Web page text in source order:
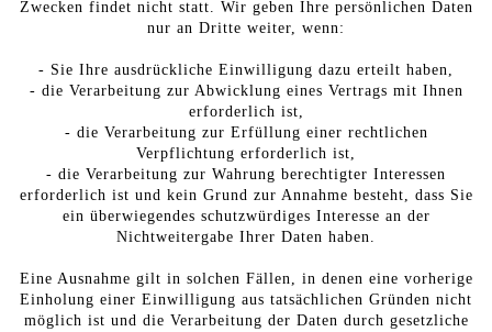
Zwecken findet nicht statt. Wir geben Ihre persönlichen Daten
nur an Dritte weiter, wenn:
- Sie Ihre ausdrückliche Einwilligung dazu erteilt haben,
- die Verarbeitung zur Abwicklung eines Vertrags mit Ihnen
erforderlich ist,
- die Verarbeitung zur Erfüllung einer rechtlichen
Verpflichtung erforderlich ist,
- die Verarbeitung zur Wahrung berechtigter Interessen
erforderlich ist und kein Grund zur Annahme besteht, dass Sie
ein überwiegendes schutzwürdiges Interesse an der
Nichtweitergabe Ihrer Daten haben.
Eine Ausnahme gilt in solchen Fällen, in denen eine vorherige
Einholung einer Einwilligung aus tatsächlichen Gründen nicht
möglich ist und die Verarbeitung der Daten durch gesetzliche